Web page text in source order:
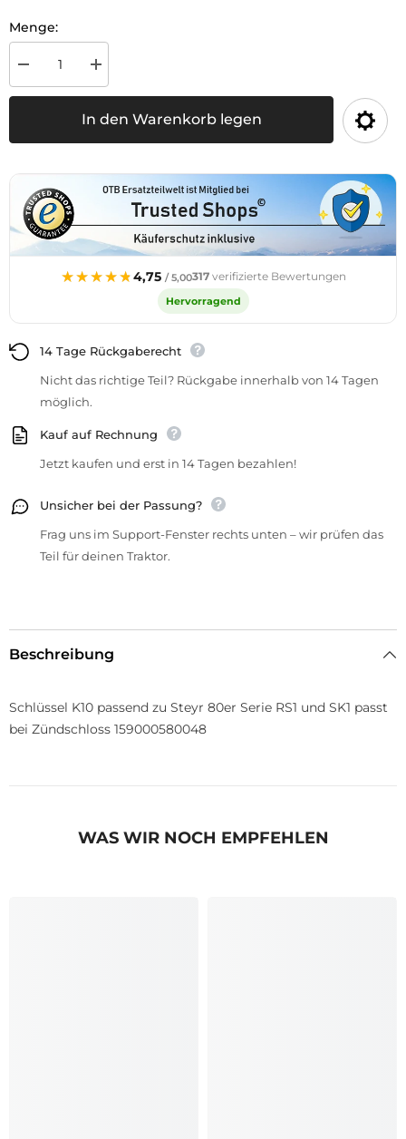
Menge:
für
Schlüssel
RS1
und
SK1
verringern
Menge
für
Schlüssel
K10
passend
RS1
erhöhen
In den Warenkorb legen
★★★★★
★★★★★4,75 / 5,00317verifizierte Bewertungen
Hervorragend
14 Tage Rückgaberecht
Nicht das richtige Teil? Rückgabe innerhalb von 14 Tagen
möglich.
Kauf auf Rechnung
Jetzt kaufen und erst in 14 Tagen bezahlen!
Unsicher bei der Passung?
Frag uns im Support-Fenster rechts unten – wir prüfen das
Teil für deinen Traktor.
Beschreibung
Schlüssel K10 passend zu Steyr 80er Serie RS1 und SK1 passt
bei Zündschloss 159000580048
WAS WIR NOCH EMPFEHLEN